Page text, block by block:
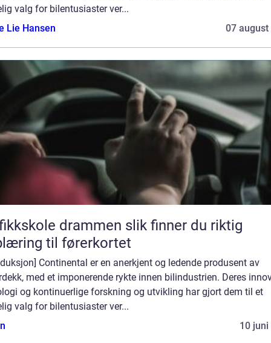
valg for bilentusiaster ver...
Lie Hansen
07 august
drammen slik finner du riktig
til førerkortet
Continental er en anerkjent og ledende produsent av
med et imponerende rykte innen bilindustrien. Deres
og kontinuerlige forskning og utvikling har gjort dem til et
valg for bilentusiaster ver...
10 juni